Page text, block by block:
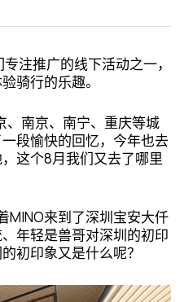
专注推广的线下活动之一，
骑行的乐趣。
南京、南宁、重庆等城
段愉快的回忆，今年也去
这个8月我们又去了哪里
MINO来到了深圳宝安大仟
年轻是兽哥对深圳的初印
初印象又是什么呢？